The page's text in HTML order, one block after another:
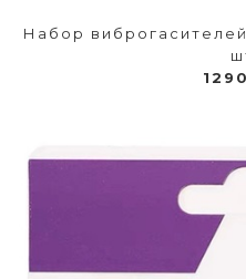
Набор